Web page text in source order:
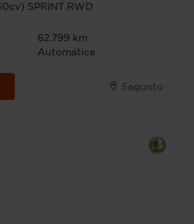
SPRINT RWD
62.799 km
Automática
Sagunto